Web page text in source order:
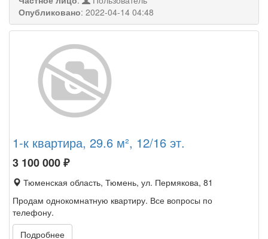
Опубликовано: 2022-04-14 04:48
1-к квартира, 29.6 м², 12/16 эт.
3 100 000₽
Тюменская область, Тюмень, ул. Пермякова, 81
Продам однокомнатную квартиру. Все вопросы по
телефону.
Подробнее